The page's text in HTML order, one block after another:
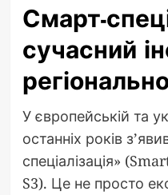
Смарт-
сучасний
У європейській та
останніх років
спеціалізація»
S3). Це не просто